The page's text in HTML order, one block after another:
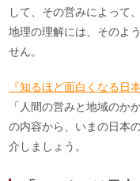
して、その営みによって
地理の理解には、そのよ
せん。
『知るほど面白くなる日
「人間の営みと地域のか
の内容から、いまの日本
介しましょう。